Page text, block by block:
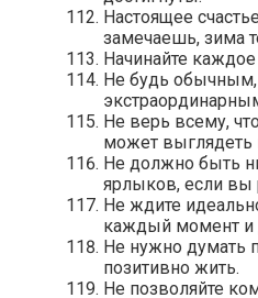
Настоящее
замечаешь, зима
Начинайте
Не будь
Не верь всему,
может выглядеть
Не должно быть
ярлыков, если вы
Не ждите
каждый момент и
Не нужно думать
позитивно жить.
Не позволяйте